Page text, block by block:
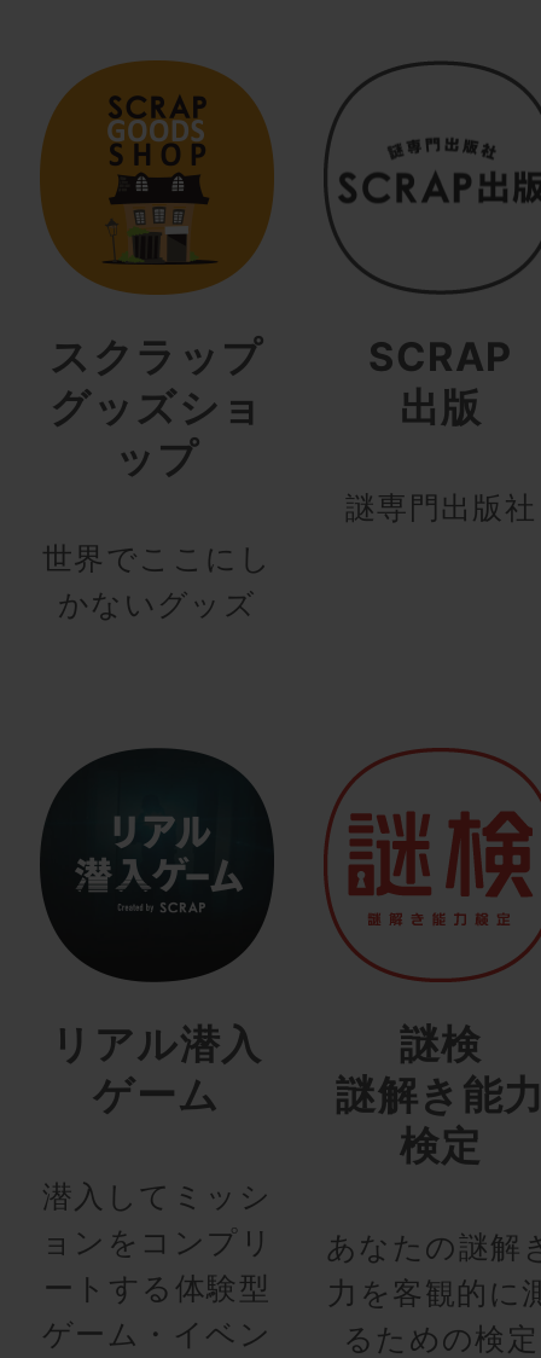
スクラップ
グッズショ
ップ
世界でここにし
かないグッズ
SCRAP
出版
謎専門出版社
リアル潜入
ゲーム
潜入してミッシ
ョンをコンプリ
ートする体験型
ゲーム・イベン
謎検
謎解き能
検定
あなたの謎解
力を客観的に
るための検定